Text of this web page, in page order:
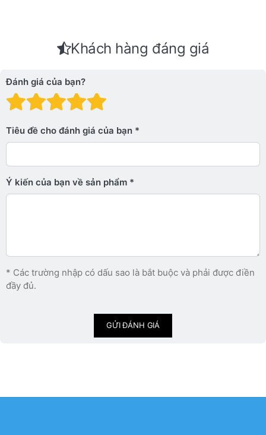
Khách hàng đáng giá
Đánh giá của bạn?
Đánh giá: 4 trên 5
Đánh giá: 3 trên 5 sao.
Đánh giá: 2 trên 5 sao.
Đánh giá: 1 trên 5 sao. Xấu
Tiêu đề cho đánh giá của bạn
Ý kiến ​​của bạn về sản phẩm
* Các trường nhập có dấu sao là bắt buộc và phải được điền
đầy đủ.
GỬI ĐÁNH GIÁ